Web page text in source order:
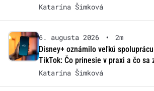
Katarína Šimková
6. augusta 2026 •
2m
Disney+ oznámilo veľkú
TikTok: Čo prinesie v praxi a čo sa
Katarína Šimková